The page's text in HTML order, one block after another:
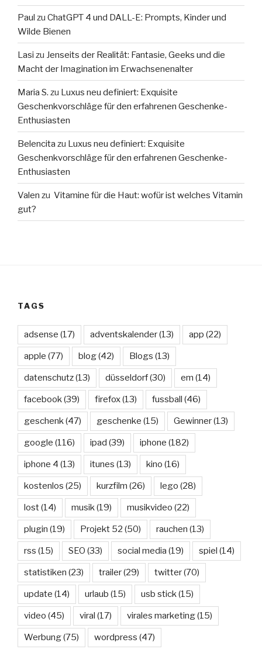
Paul zu ChatGPT 4 und DALL-E: Prompts, Kinder und
Wilde Bienen
Lasi zu Jenseits der Realität: Fantasie, Geeks und die
Macht der Imagination im Erwachsenenalter
Maria S. zu Luxus neu definiert: Exquisite
Geschenkvorschläge für den erfahrenen Geschenke-
Enthusiasten
Belencita zu Luxus neu definiert: Exquisite
Geschenkvorschläge für den erfahrenen Geschenke-
Enthusiasten
Valen zu Vitamine für die Haut: wofür ist welches Vitamin
gut?
TAGS
adsense (17) adventskalender(13) app (22)
apple (77) blog(42) Blogs (13)
datenschutz(13) düsseldorf(30) em (14)
facebook(39) firefox(13) fussball (46)
geschenk(47) geschenke (15) Gewinner(13)
google (116) ipad (39) iphone (182)
iphone 4 (13) itunes (13) kino (16)
kostenlos (25) kurzfilm (26) lego (28)
lost(14) musik(19) musikvideo (22)
plugin (19) Projekt 52 (50) rauchen (13)
rss (15) SEO (33) social media (19) spiel (14)
statistiken (23) trailer(29) twitter(70)
update (14) urlaub (15) usb stick(15)
video (45) viral (17) virales marketing(15)
Werbung(75) wordpress (47)